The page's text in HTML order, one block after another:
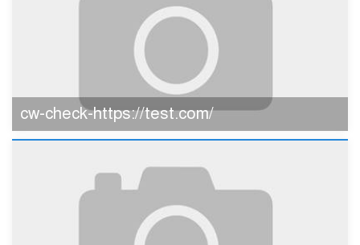
cw-check-https://test.com/